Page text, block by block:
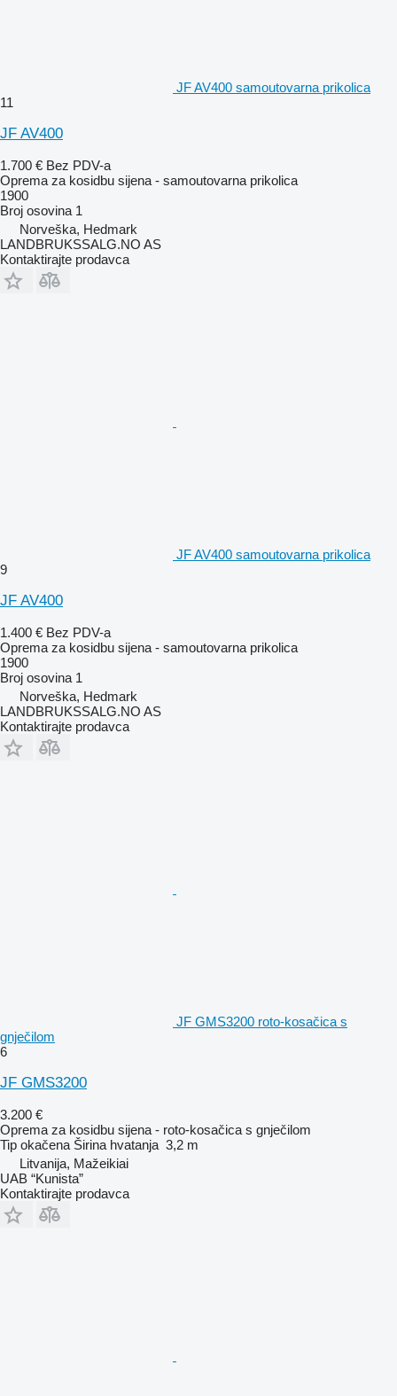
JF AV400 samoutovarna prikolica
11
JF AV400
1.700 € Bez PDV-a
Oprema za kosidbu sijena - samoutovarna prikolica
1900
Broj osovina 1
Norveška, Hedmark
LANDBRUKSSALG.NO AS
Kontaktirajte prodavca
JF AV400 samoutovarna prikolica
9
JF AV400
1.400 € Bez PDV-a
Oprema za kosidbu sijena - samoutovarna prikolica
1900
Broj osovina 1
Norveška, Hedmark
LANDBRUKSSALG.NO AS
Kontaktirajte prodavca
JF GMS3200 roto-kosačica s
gnječilom
6
JF GMS3200
3.200 €
Oprema za kosidbu sijena - roto-kosačica s gnječilom
Tip okačena Širina hvatanja 3,2 m
Litvanija, Mažeikiai
UAB “Kunista”
Kontaktirajte prodavca